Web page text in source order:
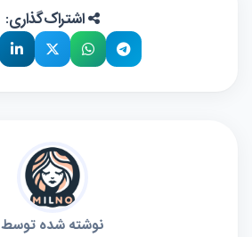
اشتراک‌گذاری:
نوشته شده توسط